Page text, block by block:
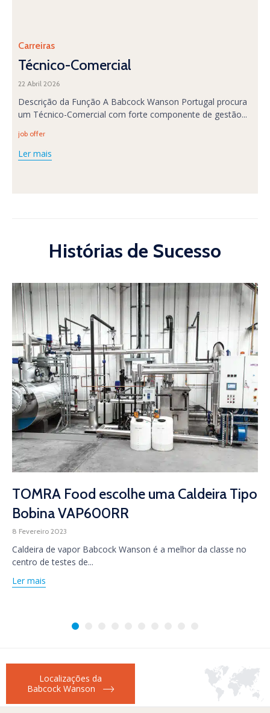
Category
Carreiras
Técnico-Comercial
22 Abril 2026
Descrição da Função A Babcock Wanson Portugal procura
um Técnico-Comercial com forte componente de gestão...
Tags
job offer
Ler mais
Histórias de Sucesso
TOMRA Food escolhe uma Caldeira Tipo
Bobina VAP600RR
8 Fevereiro 2023
Caldeira de vapor Babcock Wanson é a melhor da classe no
centro de testes de...
Ler mais
Localizações da
Babcock Wanson